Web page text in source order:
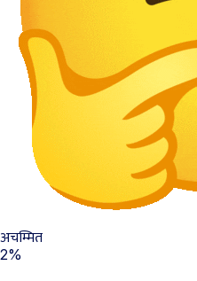
अचम्मित
2%